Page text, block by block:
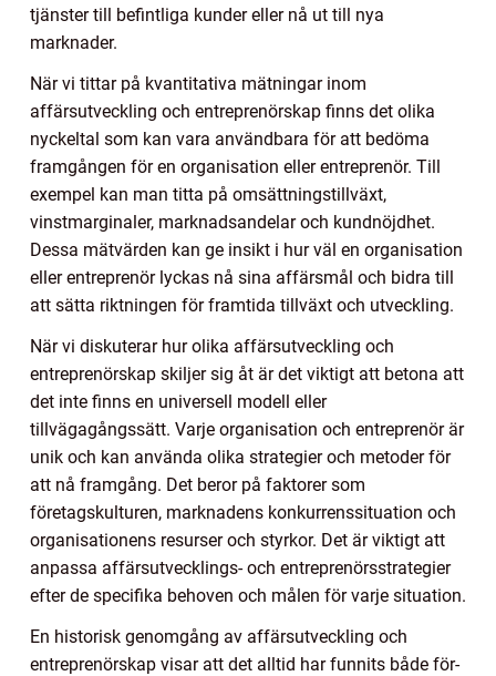
tjänster till befintliga kunder eller nå ut till nya
marknader.
När vi tittar på kvantitativa mätningar inom
affärsutveckling och entreprenörskap finns det olika
nyckeltal som kan vara användbara för att bedöma
framgången för en organisation eller entreprenör. Till
exempel kan man titta på omsättningstillväxt,
vinstmarginaler, marknadsandelar och kundnöjdhet.
Dessa mätvärden kan ge insikt i hur väl en organisation
eller entreprenör lyckas nå sina affärsmål och bidra till
att sätta riktningen för framtida tillväxt och utveckling.
När vi diskuterar hur olika affärsutveckling och
entreprenörskap skiljer sig åt är det viktigt att betona att
det inte finns en universell modell eller
tillvägagångssätt. Varje organisation och entreprenör är
unik och kan använda olika strategier och metoder för
att nå framgång. Det beror på faktorer som
företagskulturen, marknadens konkurrenssituation och
organisationens resurser och styrkor. Det är viktigt att
anpassa affärsutvecklings- och entreprenörsstrategier
efter de specifika behoven och målen för varje situation.
En historisk genomgång av affärsutveckling och
entreprenörskap visar att det alltid har funnits både för-